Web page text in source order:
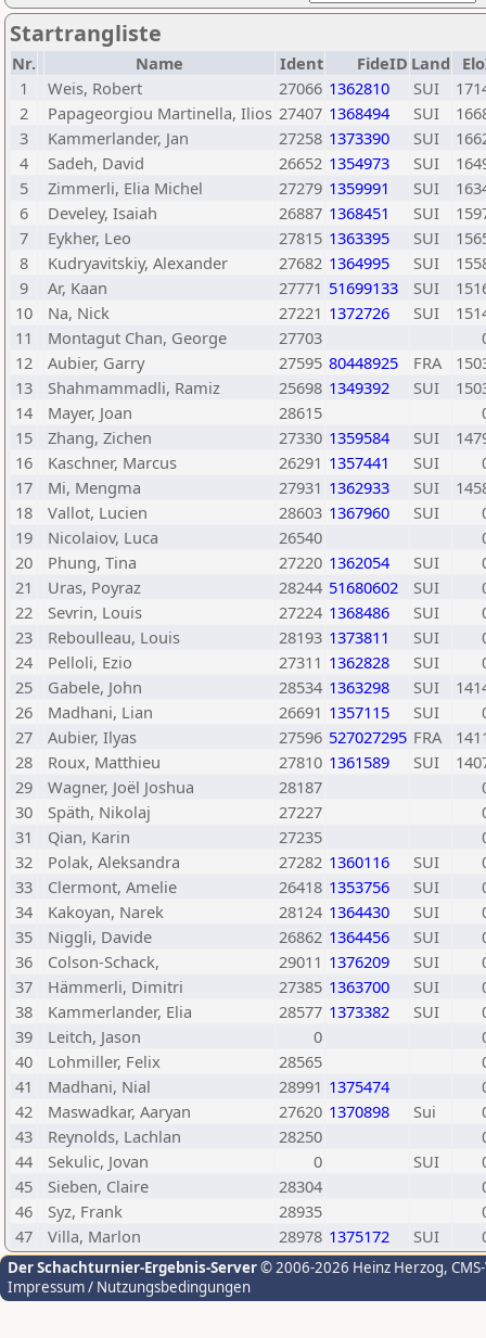
Startrangliste
Nr. Name Ident FideID Land
1
Weis, Robert 27066 1362810 SUI
2
Papageorgiou Martinella, Ilios 27407 1368494 SUI
3
Kammerlander, Jan 27258 1373390 SUI
4
Sadeh, David 26652 1354973 SUI
5
Zimmerli, Elia Michel 27279 1359991 SUI
6
Develey, Isaiah 26887 1368451 SUI
7
Eykher, Leo 27815 1363395 SUI
8
Kudryavitskiy, Alexander 27682 1364995 SUI
9
Ar, Kaan 27771 51699133 SUI
10
Na, Nick 27221 1372726 SUI
11
Montagut Chan, George 27703
12
Aubier, Garry 27595 80448925 FRA
13
Shahmammadli, Ramiz 25698 1349392 SUI
14
Mayer, Joan 28615
15
Zhang, Zichen 27330 1359584 SUI
16
Kaschner, Marcus 26291 1357441 SUI
17
Mi, Mengma 27931 1362933 SUI
18
Vallot, Lucien 28603 1367960 SUI
19
Nicolaiov, Luca 26540
20
Phung, Tina 27220 1362054 SUI
21
Uras, Poyraz 28244 51680602 SUI
22
Sevrin, Louis 27224 1368486 SUI
23
Reboulleau, Louis 28193 1373811 SUI
24
Pelloli, Ezio 27311 1362828 SUI
25
Gabele, John 28534 1363298 SUI
26
Madhani, Lian 26691 1357115 SUI
27
Aubier, Ilyas 27596 527027295 FRA
28
Roux, Matthieu 27810 1361589 SUI
29
Wagner, Joël Joshua 28187
30
Späth, Nikolaj 27227
31
Qian, Karin 27235
32
Polak, Aleksandra 27282 1360116 SUI
33
Clermont, Amelie 26418 1353756 SUI
34
Kakoyan, Narek 28124 1364430 SUI
35
Niggli, Davide 26862 1364456 SUI
36
Colson-Schack, 29011 1376209 SUI
37
Hämmerli, Dimitri 27385 1363700 SUI
38
Kammerlander, Elia 28577 1373382 SUI
39
Leitch, Jason 0
40
Lohmiller, Felix 28565
41
Madhani, Nial 28991 1375474
42
Maswadkar, Aaryan 27620 1370898 Sui
43
Reynolds, Lachlan 28250
44
Sekulic, Jovan 0 SUI
45
Sieben, Claire 28304
46
Syz, Frank 28935
47
Villa, Marlon 28978 1375172 SUI
Der Schachturnier-Ergebnis-Server© 2006-2026 Heinz Herzog,
Impressum / Nutzungsbedingungen